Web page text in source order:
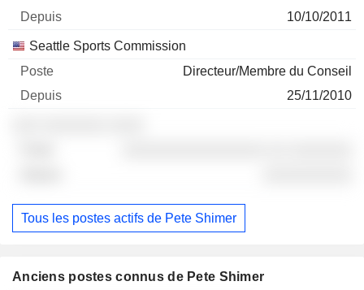
10/10/2011
Seattle Sports Commission
Directeur/Membre du Conseil
25/11/2010
Tous les postes actifs de Pete Shimer
Anciens postes connus de Pete Shimer